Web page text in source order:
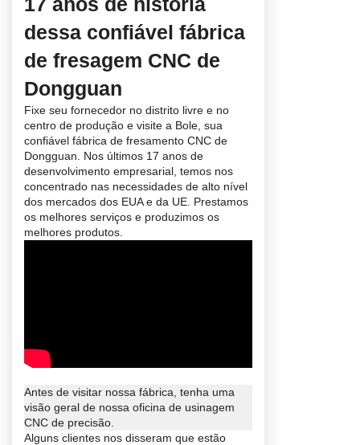
dessa confiável fábrica
de fresagem CNC de
Dongguan
Fixe seu fornecedor no distrito livre e no
centro de produção e visite a Bole, sua
confiável fábrica de fresamento CNC de
Dongguan. Nos últimos 17 anos de
desenvolvimento empresarial, temos nos
concentrado nas necessidades de alto nível
dos mercados dos EUA e da UE. Prestamos
os melhores serviços e produzimos os
melhores produtos.
Antes de visitar nossa fábrica, tenha uma
visão geral de nossa oficina de usinagem
CNC de precisão
Alguns clientes nos disseram que estão